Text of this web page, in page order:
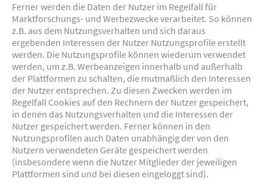
Ferner werden die Daten der Nutzer im Regelfall für
Marktforschungs- und Werbezwecke verarbeitet. So können
z.B. aus dem Nutzungsverhalten und sich daraus
ergebenden Interessen der Nutzer Nutzungsprofile erstellt
werden. Die Nutzungsprofile können wiederum verwendet
werden, um z.B. Werbeanzeigen innerhalb und außerhalb
der Plattformen zu schalten, die mutmaßlich den Interessen
der Nutzer entsprechen. Zu diesen Zwecken werden im
Regelfall Cookies auf den Rechnern der Nutzer gespeichert,
in denen das Nutzungsverhalten und die Interessen der
Nutzer gespeichert werden. Ferner können in den
Nutzungsprofilen auch Daten unabhängig der von den
Nutzern verwendeten Geräte gespeichert werden
(insbesondere wenn die Nutzer Mitglieder der jeweiligen
Plattformen sind und bei diesen eingeloggt sind).